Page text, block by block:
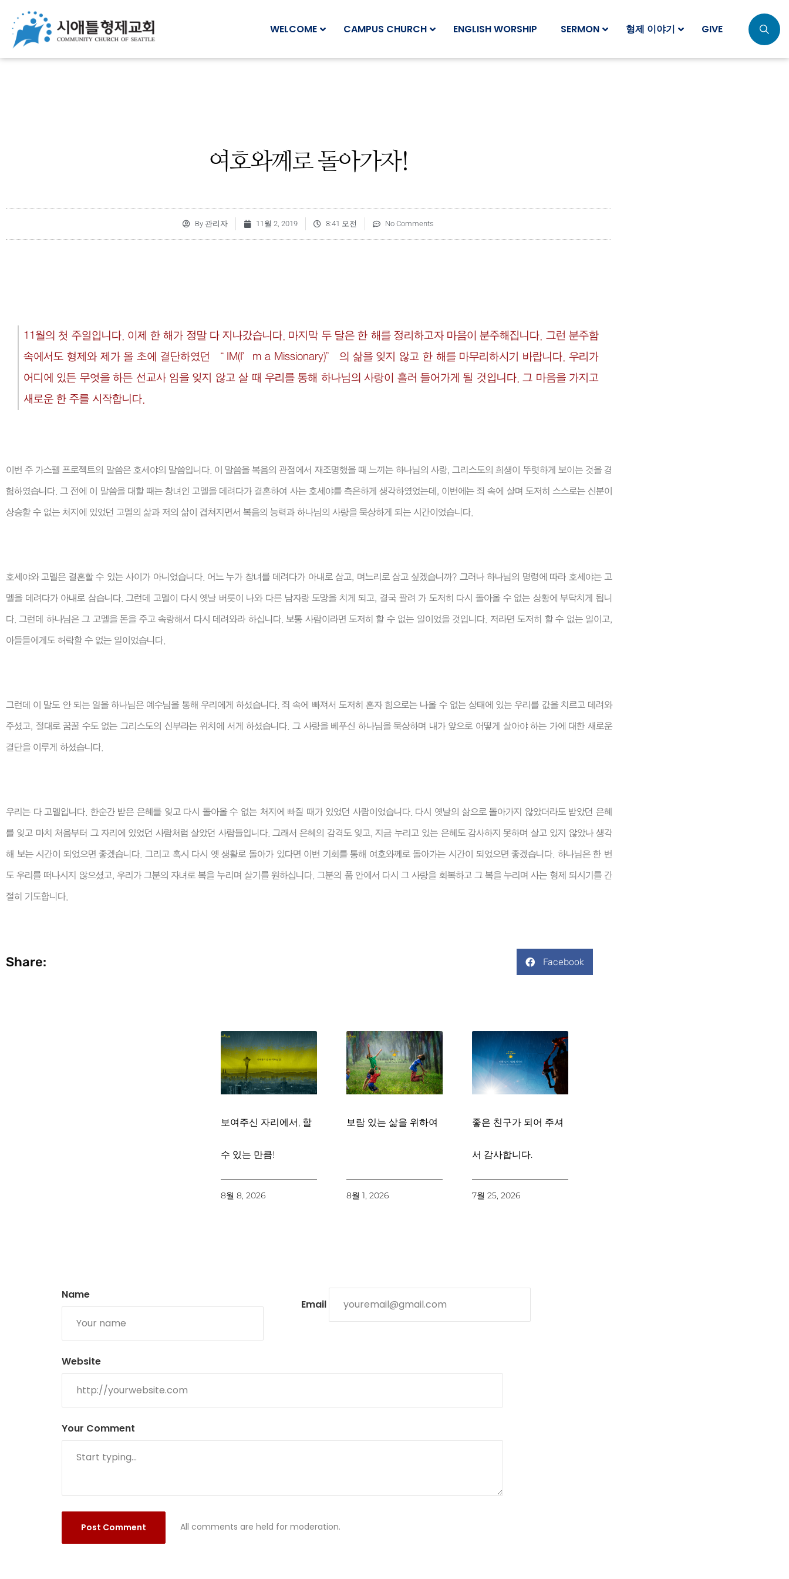
WELCOME CAMPUS CHURCH ENGLISH WORSHIP SERMON 형제 이야기 GIVE
여호와께로 돌아가자!
By 관리자 11월 2, 2019 8:41 오전 No Comments
11월의 첫 주일입니다. 이제 한 해가 정말 다 지나갔습니다. 마지막 두 달은 한 해를 정리하고자 마음이 분주해집니다. 그런 분주함
속에서도 형제와 제가 올 초에 결단하였던 “ IM(I’m a Missionary)” 의 삶을 잊지 않고 한 해를 마무리하시기 바랍니다. 우리가
어디에 있든 무엇을 하든 선교사 임을 잊지 않고 살 때 우리를 통해 하나님의 사랑이 흘러 들어가게 될 것입니다. 그 마음을 가지고
새로운 한 주를 시작합니다.
이번 주 가스펠 프로젝트의 말씀은 호세야의 말씀입니다. 이 말씀을 복음의 관점에서 재조명했을 때 느끼는 하나님의 사랑, 그리스도의 희생이 뚜렷하게 보이는 것을 경
험하였습니다. 그 전에 이 말씀을 대할 때는 창녀인 고멜을 데려다가 결혼하여 사는 호세야를 측은하게 생각하였었는데, 이번에는 죄 속에 살며 도저히 스스로는 신분이
상승할 수 없는 처지에 있었던 고멜의 삶과 저의 삶이 겹쳐지면서 복음의 능력과 하나님의 사랑을 묵상하게 되는 시간이었습니다.
호세야와 고멜은 결혼할 수 있는 사이가 아니었습니다. 어느 누가 창녀를 데려다가 아내로 삼고, 며느리로 삼고 싶겠습니까? 그러나 하나님의 명령에 따라 호세야는 고
멜을 데려다가 아내로 삼습니다. 그런데 고멜이 다시 옛날 버릇이 나와 다른 남자랑 도망을 치게 되고, 결국 팔려 가 도저히 다시 돌아올 수 없는 상황에 부닥치게 됩니
다. 그런데 하나님은 그 고멜을 돈을 주고 속량해서 다시 데려와라 하십니다. 보통 사람이라면 도저히 할 수 없는 일이었을 것입니다. 저라면 도저히 할 수 없는 일이고,
아들들에게도 허락할 수 없는 일이었습니다.
그런데 이 말도 안 되는 일을 하나님은 예수님을 통해 우리에게 하셨습니다. 죄 속에 빠져서 도저히 혼자 힘으로는 나올 수 없는 상태에 있는 우리를 값을 치르고 데려와
주셨고, 절대로 꿈꿀 수도 없는 그리스도의 신부라는 위치에 서게 하셨습니다. 그 사랑을 베푸신 하나님을 묵상하며 내가 앞으로 어떻게 살아야 하는 가에 대한 새로운
결단을 이루게 하셨습니다.
우리는 다 고멜입니다. 한순간 받은 은혜를 잊고 다시 돌아올 수 없는 처지에 빠질 때가 있었던 사람이었습니다. 다시 옛날의 삶으로 돌아가지 않았더라도 받았던 은혜
를 잊고 마치 처음부터 그 자리에 있었던 사람처럼 살았던 사람들입니다. 그래서 은혜의 감격도 잊고, 지금 누리고 있는 은혜도 감사하지 못하며 살고 있지 않았나 생각
해 보는 시간이 되었으면 좋겠습니다. 그리고 혹시 다시 옛 생활로 돌아가 있다면 이번 기회를 통해 여호와께로 돌아가는 시간이 되었으면 좋겠습니다. 하나님은 한 번
도 우리를 떠나시지 않으셨고, 우리가 그분의 자녀로 복을 누리며 살기를 원하십니다. 그분의 품 안에서 다시 그 사랑을 회복하고 그 복을 누리며 사는 형제 되시기를 간
절히 기도합니다.
Share: Facebook
보여주신 자리에서, 할
수 있는 만큼!
8월 8, 2026
보람 있는 삶을 위하여
8월 1, 2026
좋은 친구가 되어 주셔
서 감사합니다.
7월 25, 2026
Your Comment
All comments are held for moderation.
Name
Email
Website